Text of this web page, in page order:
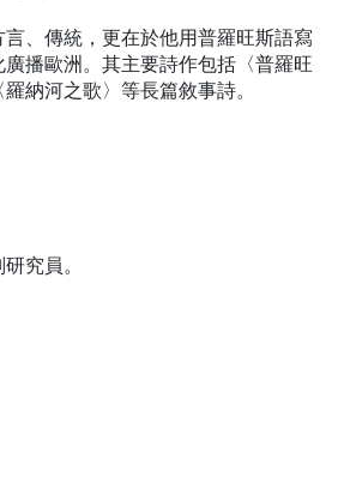
、傳統，更在於他用普羅旺斯語寫
播歐洲。其主要詩作包括〈普羅旺
納河之歌〉等長篇敘事詩。
究員。